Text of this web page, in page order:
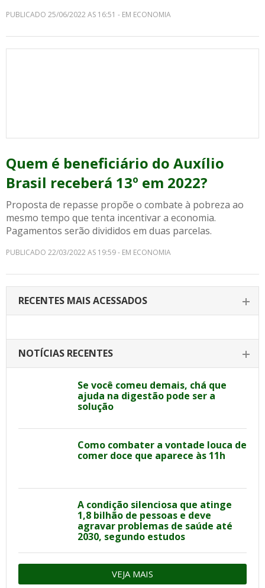
PUBLICADO 25/06/2022 AS 16:51 - EM ECONOMIA
Quem é beneficiário do Auxílio
Brasil receberá 13º em 2022?
Proposta de repasse propõe o combate à pobreza ao
mesmo tempo que tenta incentivar a economia.
Pagamentos serão divididos em duas parcelas.
PUBLICADO 22/03/2022 AS 19:59 - EM ECONOMIA
RECENTES MAIS ACESSADOS
NOTÍCIAS RECENTES
Se você comeu demais, chá que
ajuda na digestão pode ser a
solução
Como combater a vontade louca de
comer doce que aparece às 11h
A condição silenciosa que atinge
1,8 bilhão de pessoas e deve
agravar problemas de saúde até
2030, segundo estudos
VEJA MAIS